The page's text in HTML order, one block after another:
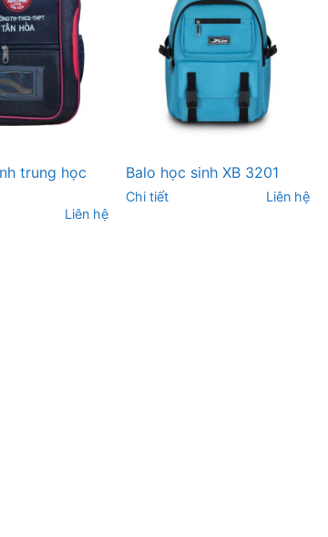
trung học
Liên hệ
Balo học sinh XB 3201
Chi tiết Liên hệ